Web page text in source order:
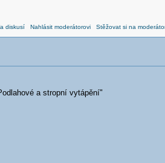
diskusí Nahlásit moderátorovi Stěžovat si na
a stropní vytápění"